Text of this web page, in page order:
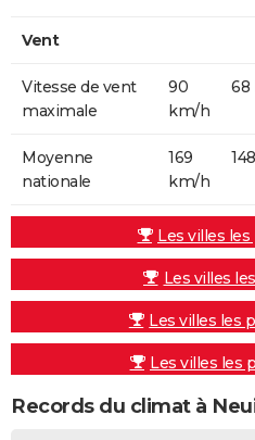
Vent
Vitesse de vent
maximale
90
km/h
68
Moyenne
nationale
169
km/h
Les villes
Les villes
Les villes les
Les villes les
Records du climat à